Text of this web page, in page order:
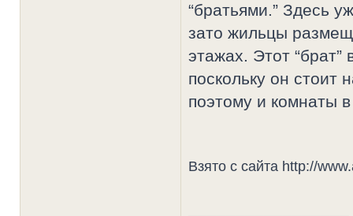
“братьями.” Здесь
зато жильцы
этажах. Этот
поскольку он стоит
поэтому и комнаты
Взято с сайта http://